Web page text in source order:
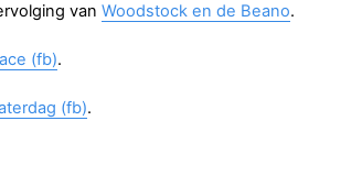
van Woodstock en de Beano.
(fb).
(fb).